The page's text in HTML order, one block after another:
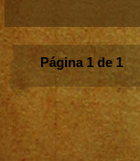
Página 1 de 1